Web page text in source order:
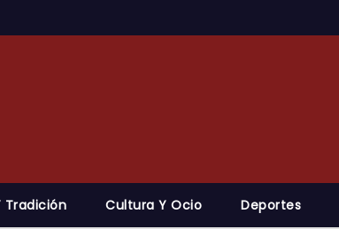
Tradición Cultura Y Ocio Deportes